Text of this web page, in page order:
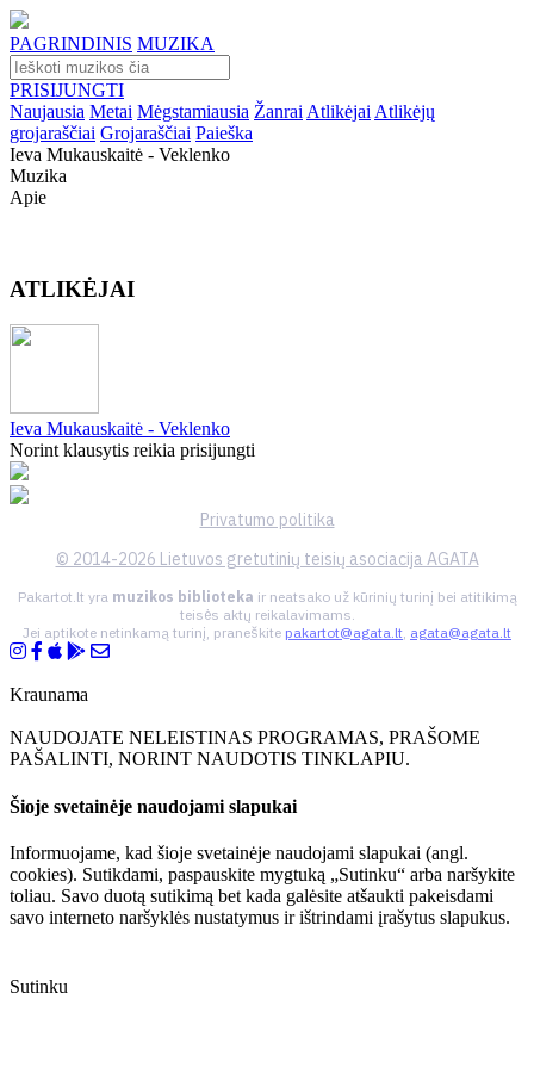
PAGRINDINIS MUZIKA
PRISIJUNGTI
Naujausia Metai Mėgstamiausia Žanrai Atlikėjai Atlikėjų
grojaraščiai Grojaraščiai Paieška
Ieva Mukauskaitė - Veklenko
Muzika
Apie
ATLIKĖJAI
Ieva Mukauskaitė - Veklenko
Norint klausytis reikia prisijungti
Privatumo politika
© 2014-2026 Lietuvos gretutinių teisių asociacija AGATA
Pakartot.lt yra muzikos biblioteka ir neatsako už kūrinių turinį bei atitikimą
teisės aktų reikalavimams.
Jei aptikote netinkamą turinį, praneškite pakartot@agata.lt, agata@agata.lt
Kraunama
NAUDOJATE NELEISTINAS PROGRAMAS, PRAŠOME
PAŠALINTI, NORINT NAUDOTIS TINKLAPIU.
Šioje svetainėje naudojami slapukai
Informuojame, kad šioje svetainėje naudojami slapukai (angl.
cookies). Sutikdami, paspauskite mygtuką „Sutinku“ arba naršykite
toliau. Savo duotą sutikimą bet kada galėsite atšaukti pakeisdami
savo interneto naršyklės nustatymus ir ištrindami įrašytus slapukus.
Sutinku